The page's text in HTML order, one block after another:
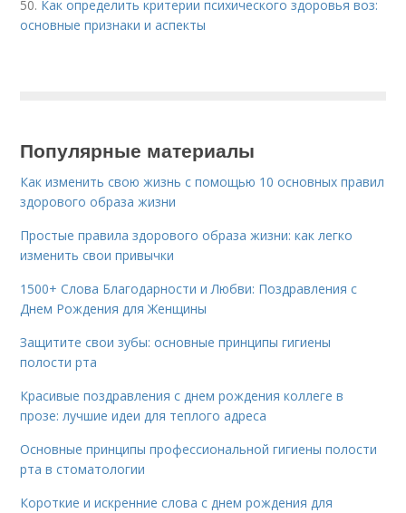
50. Как определить критерии психического здоровья воз:
основные признаки и аспекты
Популярные материалы
Как изменить свою жизнь с помощью 10 основных правил
здорового образа жизни
Простые правила здорового образа жизни: как легко
изменить свои привычки
1500+ Слова Благодарности и Любви: Поздравления с
Днем Рождения для Женщины
Защитите свои зубы: основные принципы гигиены
полости рта
Красивые поздравления с днем рождения коллеге в
прозе: лучшие идеи для теплого адреса
Основные принципы профессиональной гигиены полости
рта в стоматологии
Короткие и искренние слова с днем рождения для